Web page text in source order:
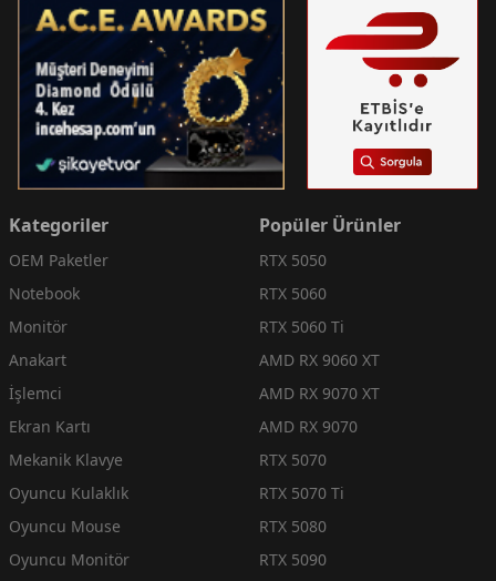
Kategoriler
OEM Paketler
Notebook
Monitör
Anakart
İşlemci
Ekran Kartı
Mekanik Klavye
Oyuncu Kulaklık
Oyuncu Mouse
Oyuncu Monitör
Popüler Ürünler
RTX 5050
RTX 5060
RTX 5060 Ti
AMD RX 9060 XT
AMD RX 9070 XT
AMD RX 9070
RTX 5070
RTX 5070 Ti
RTX 5080
RTX 5090